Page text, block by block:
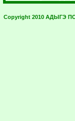
Copyright 2010 АДЫГЭ